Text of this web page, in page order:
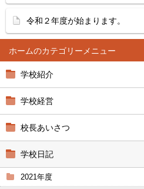
ホーム
学校紹介
学校経営
校長あいさつ
学校日記
2021年度
令和２年度が始まります。